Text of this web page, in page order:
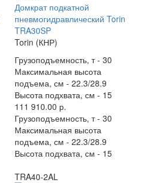
Домкрат подкатной
пневмогидравлический Torin
TRA30SP
Torin (КНР)
Грузоподъемность, т - 30
Максимальная высота
подъема, см - 22.3/28.9
Высота подхвата, см - 15
111 910.00 р.
Грузоподъемность, т - 30
Максимальная высота
подъема, см - 22.3/28.9
Высота подхвата, см - 15
TRA40-2AL